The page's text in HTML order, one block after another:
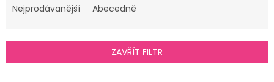
e
í
r
Nejprodávanější
Abecedně
ZAVŘÍT FILTR